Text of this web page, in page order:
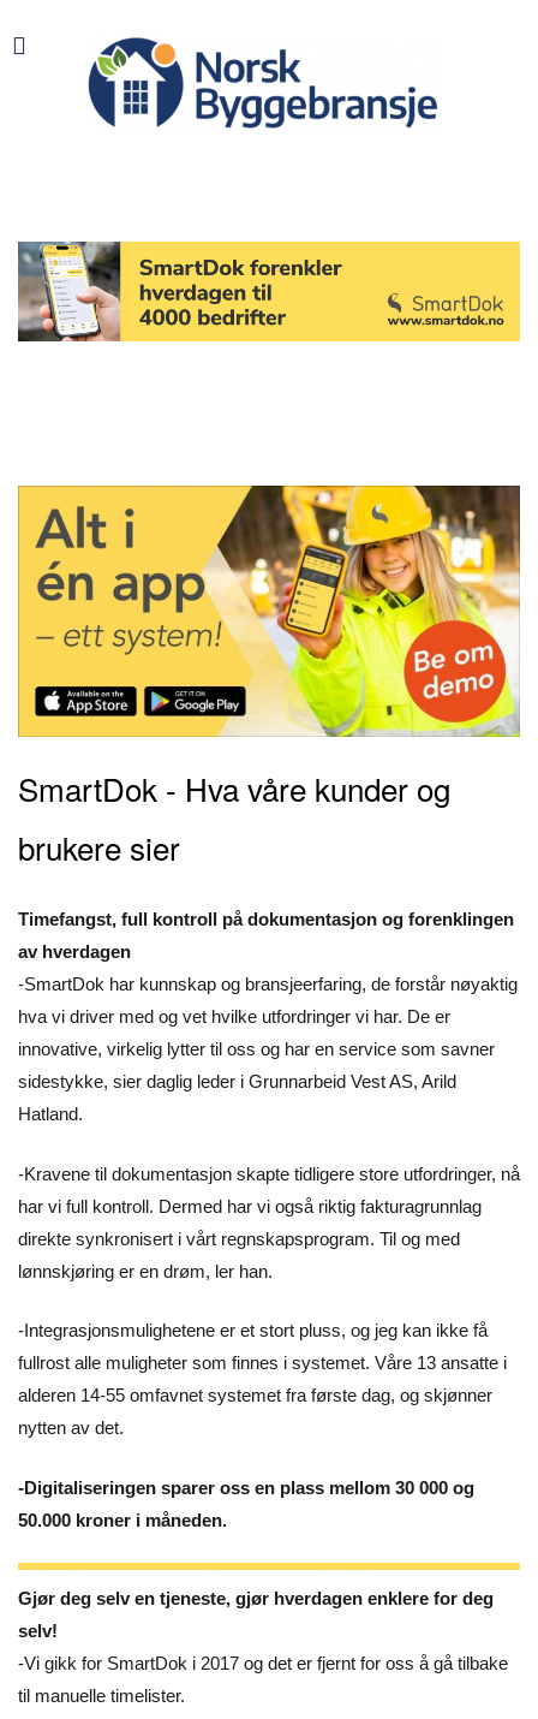
SmartDok - Hva våre kunder og
brukere sier
Timefangst, full kontroll på dokumentasjon og forenklingen
av hverdagen
-SmartDok har kunnskap og bransjeerfaring, de forstår nøyaktig
hva vi driver med og vet hvilke utfordringer vi har. De er
innovative, virkelig lytter til oss og har en service som savner
sidestykke, sier daglig leder i Grunnarbeid Vest AS, Arild
Hatland.
-Kravene til dokumentasjon skapte tidligere store utfordringer, nå
har vi full kontroll. Dermed har vi også riktig fakturagrunnlag
direkte synkronisert i vårt regnskapsprogram. Til og med
lønnskjøring er en drøm, ler han.
-Integrasjonsmulighetene er et stort pluss, og jeg kan ikke få
fullrost alle muligheter som finnes i systemet. Våre 13 ansatte i
alderen 14-55 omfavnet systemet fra første dag, og skjønner
nytten av det.
-Digitaliseringen sparer oss en plass mellom 30 000 og
50.000 kroner i måneden.
Gjør deg selv en tjeneste, gjør hverdagen enklere for deg
selv!
-Vi gikk for SmartDok i 2017 og det er fjernt for oss å gå tilbake
til manuelle timelister.